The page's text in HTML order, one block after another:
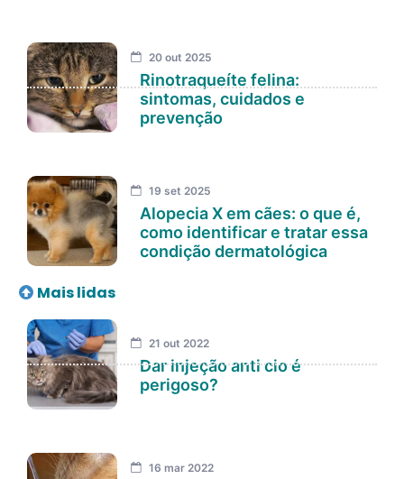
20 out 2025
Rinotraqueíte felina:
sintomas, cuidados e
prevenção
19 set 2025
Alopecia X em cães: o que é,
como identificar e tratar essa
condição dermatológica
Mais lidas
21 out 2022
Dar injeção anti cio é
perigoso?
16 mar 2022